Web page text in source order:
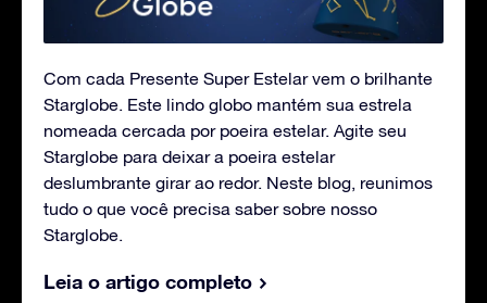
Com cada Presente Super Estelar vem o brilhante
Starglobe. Este lindo globo mantém sua estrela
nomeada cercada por poeira estelar. Agite seu
Starglobe para deixar a poeira estelar
deslumbrante girar ao redor. Neste blog, reunimos
tudo o que você precisa saber sobre nosso
Starglobe.
Leia o artigo completo